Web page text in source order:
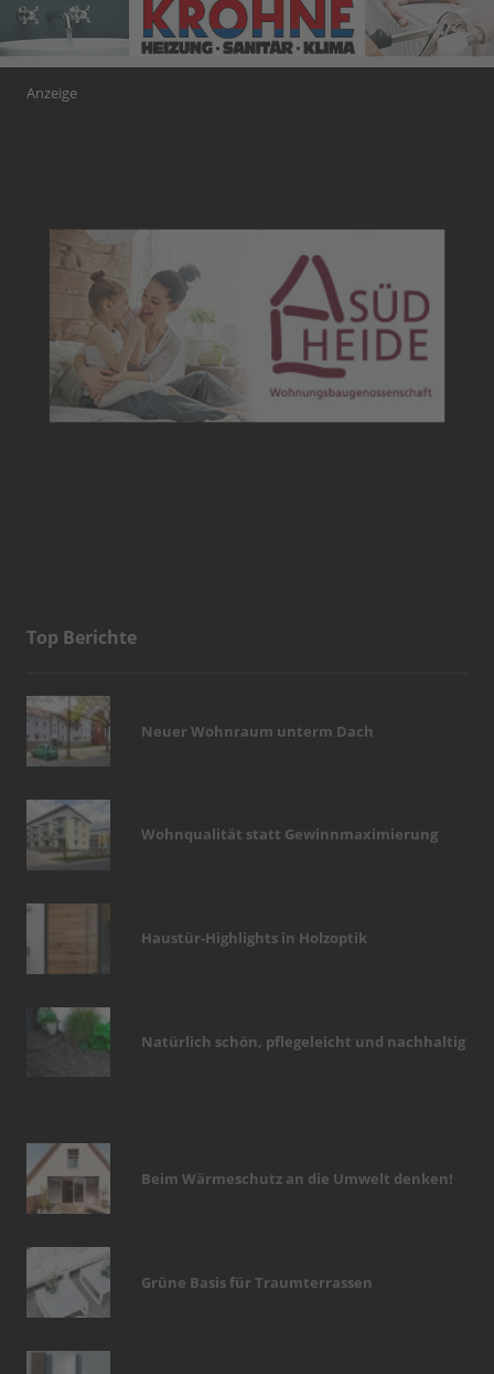
Anzeige
Top Berichte
Neuer Wohnraum unterm Dach
Wohnqualität statt Gewinnmaximierung
Haustür-Highlights in Holzoptik
Natürlich schön, pflegeleicht und nachhaltig
Beim Wärmeschutz an die Umwelt denken!
Grüne Basis für Traumterrassen